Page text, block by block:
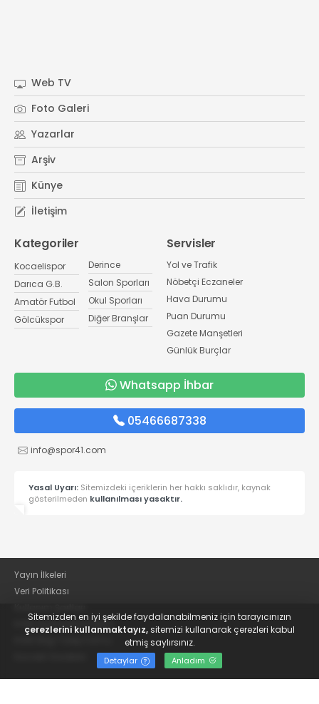
Web TV
Foto Galeri
Yazarlar
Arşiv
Künye
İletişim
Kategoriler
Kocaelispor
Darıca G.B.
Amatör Futbol
Gölcükspor
Derince
Salon Sporları
Okul Sporları
Diğer Branşlar
Servisler
Yol ve Trafik
Nöbetçi Eczaneler
Hava Durumu
Puan Durumu
Gazete Manşetleri
Günlük Burçlar
Whatsapp İhbar
05466687338
info@spor41.com
Yasal Uyarı: Sitemizdeki içeriklerin her hakkı saklıdır, kaynak
gösterilmeden kullanılması yasaktır.
Yayın İlkeleri
Veri Politikası
KVKK Aydınlatma Metni
Sitemizden en iyi şekilde faydalanabilmeniz için tarayıcınızın
çerezlerini kullanmaktayız,sitemizi kullanarak çerezleri kabul
etmiş saylırsınız.
Detaylar Anladım